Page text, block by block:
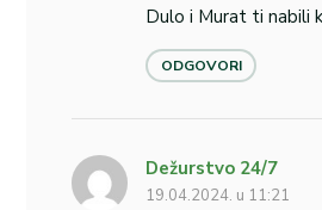
Dulo i Murat ti nabili
ODGOVORI
Dežurstvo 24/7
19.04.2024. u 11:21